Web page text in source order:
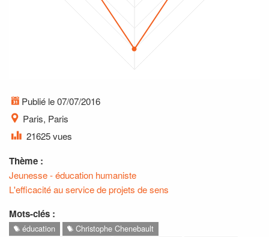
Publié le 07/07/2016
Paris, Paris
21625 vues
Thème :
Jeunesse - éducation humaniste
L'efficacité au service de projets de sens
Mots-clés :
éducation
Christophe Chenebault